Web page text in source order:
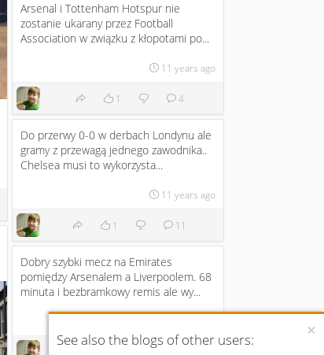
×
See also the blogs of other users:
Arsenal i Tottenham Hotspur nie
zostanie ukarany przez Football
Association w związku z kłopotami po...
11 years ago
1 4
Do przerwy 0-0 w derbach Londynu ale
gramy z przewagą jednego zawodnika..
Chelsea musi to wykorzysta...
11 years ago
1 11
Dobry szybki mecz na Emirates
pomiędzy Arsenalem a Liverpoolem. 68
minuta i bezbramkowy remis ale wy...